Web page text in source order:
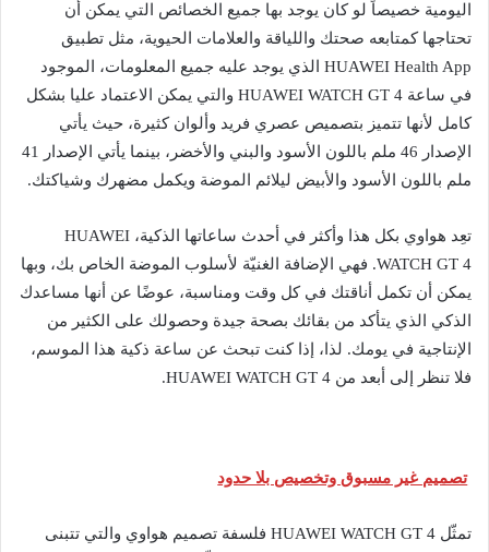
اليومية خصيصاً لو كان يوجد بها جميع الخصائص التي يمكن أن
تحتاجها كمتابعه صحتك واللياقة والعلامات الحيوية، مثل تطبيق
HUAWEI Health App الذي يوجد عليه جميع المعلومات، الموجود
في ساعة HUAWEI WATCH GT 4 والتي يمكن الاعتماد عليا بشكل
كامل لأنها تتميز بتصميص عصري فريد وألوان كثيرة، حيث يأتي
الإصدار 46 ملم باللون الأسود والبني والأخضر، بينما يأتي الإصدار 41
ملم باللون الأسود والأبيض ليلائم الموضة ويكمل مضهرك وشياكتك.
تعِد هواوي بكل هذا وأكثر في أحدث ساعاتها الذكية، HUAWEI
WATCH GT 4. فهي الإضافة الغنيّة لأسلوب الموضة الخاص بك، وبها
يمكن أن تكمل أناقتك في كل وقت ومناسبة، عوضًا عن أنها مساعدك
الذكي الذي يتأكد من بقائك بصحة جيدة وحصولك على الكثير من
الإنتاجية في يومك. لذا، إذا كنت تبحث عن ساعة ذكية هذا الموسم،
فلا تنظر إلى أبعد من HUAWEI WATCH GT 4.
تصميم غير مسبوق وتخصيص بلا حدود
تمثّل HUAWEI WATCH GT 4 فلسفة تصميم هواوي والتي تتبنى